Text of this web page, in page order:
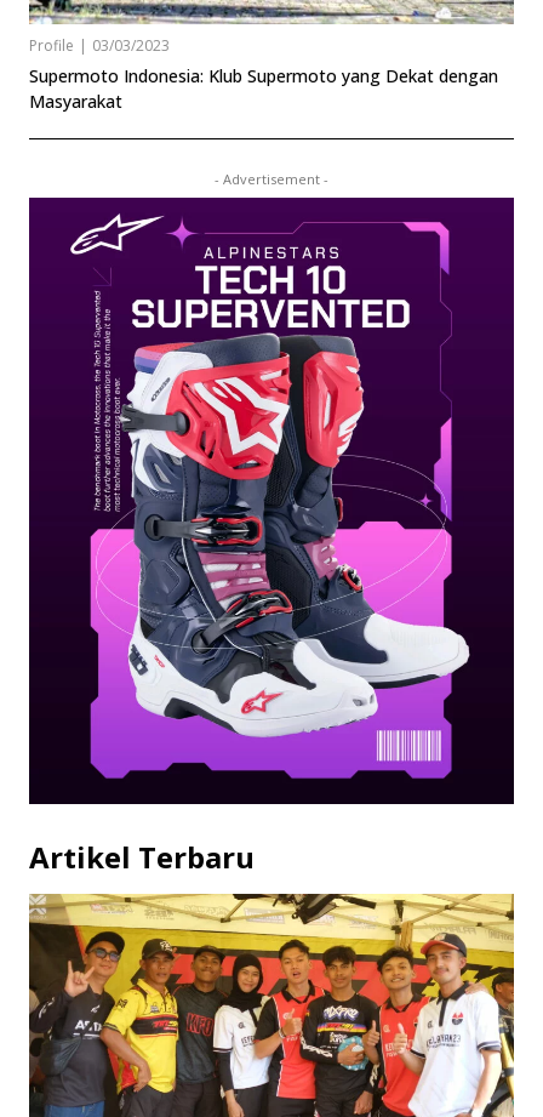
Profile | 03/03/2023
Supermoto Indonesia: Klub Supermoto yang Dekat dengan
Masyarakat
- Advertisement -
Artikel Terbaru